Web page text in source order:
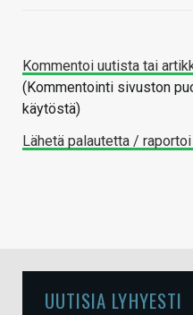
Kommentoi uutista tai
(Kommentointi sivuston
käytöstä)
Lähetä palautetta /
UUTISIA LYHYESTI